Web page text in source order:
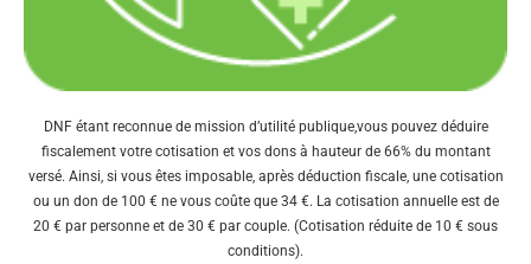
DNF étant reconnue de mission d’utilité publique,vous pouvez déduire
fiscalement votre cotisation et vos dons à hauteur de 66% du montant
versé. Ainsi, si vous êtes imposable, après déduction fiscale, une cotisation
ou un don de 100 € ne vous coûte que 34 €. La cotisation annuelle est de
20 € par personne et de 30 € par couple. (Cotisation réduite de 10 € sous
conditions).